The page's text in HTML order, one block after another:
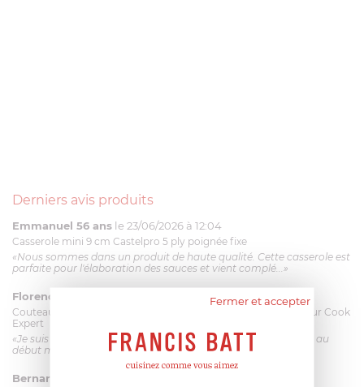
Derniers avis produits
Emmanuel 56 ans le 23/06/2026 à 12:04
Casserole mini 9 cm Castelpro 5 ply poignée fixe
«Nous sommes dans un produit de haute qualité. Cette casserole est
parfaite pour l'élaboration des sauces et vient complé...»
Florence 63 ans
Couteau complet avec lame, joint & écrou pour le robot cuiseur Cook
Expert
«Je suis satisfaite du couteau Magimix. L'écrou est un peu dur au
début mais ça le fait. La livraison a été très rapide. ...»
Bernard
Fermer et accepter